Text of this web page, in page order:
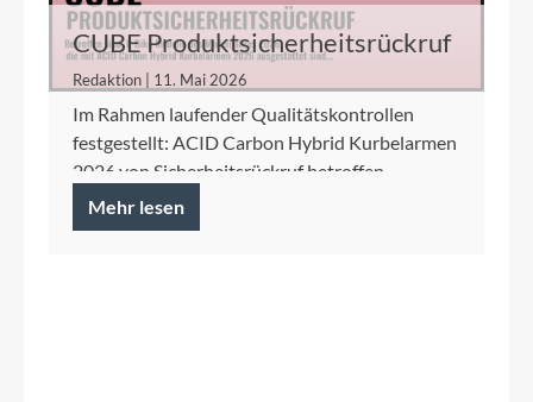
CUBE Produktsicherheitsrückruf
ACID Carbon Hybrid Kurbelarme
Redaktion | 11. Mai 2026
Im Rahmen laufender Qualitätskontrollen
festgestellt: ACID Carbon Hybrid Kurbelarmen
2026 von Sicherheitsrückruf betroffen.
Mehr lesen